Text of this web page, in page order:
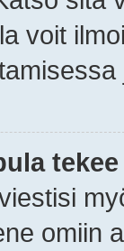
voit
omiin